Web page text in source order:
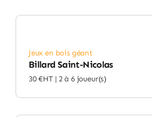
Jeux en bois géant
Billard Saint-Nicolas
30 €HT | 2 à 6 joueur(s)